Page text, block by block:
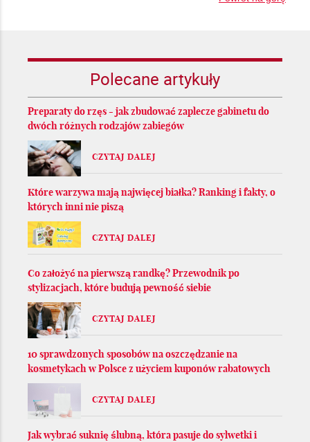
Polecane artykuły
Preparaty do rzęs - jak zbudować zaplecze gabinetu do
dwóch różnych rodzajów zabiegów
CZYTAJ DALEJ
Które warzywa mają najwięcej białka? Ranking i fakty, o
których inni nie piszą
CZYTAJ DALEJ
Co założyć na pierwszą randkę? Przewodnik po
stylizacjach, które budują pewność siebie
CZYTAJ DALEJ
10 sprawdzonych sposobów na oszczędzanie na
kosmetykach w Polsce z użyciem kuponów rabatowych
CZYTAJ DALEJ
Jak wybrać suknię ślubną, która pasuje do sylwetki i